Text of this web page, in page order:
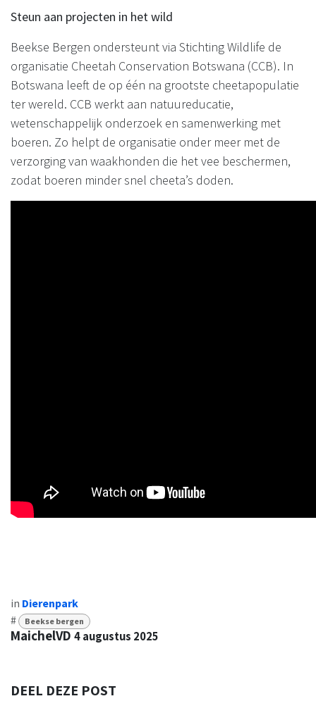
Steun aan projecten in het wild
Beekse Bergen ondersteunt via Stichting Wildlife de
organisatie Cheetah Conservation Botswana (CCB). In
Botswana leeft de op één na grootste cheetapopulatie
ter wereld. CCB werkt aan natuureducatie,
wetenschappelijk onderzoek en samenwerking met
boeren. Zo helpt de organisatie onder meer met de
verzorging van waakhonden die het vee beschermen,
zodat boeren minder snel cheeta’s doden.
in Dierenpark
#
Beekse bergen
MaichelVD 4 augustus 2025
DEEL DEZE POST